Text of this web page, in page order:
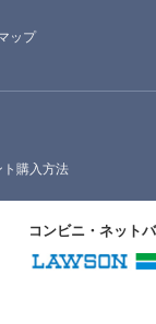
ップ
ト購入方法
コンビニ・ネット